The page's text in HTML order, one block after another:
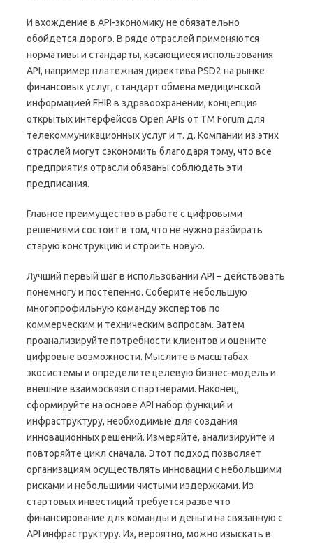
И вхождение в API-экономику не обязательно
обойдется дорого. В ряде отраслей применяются
нормативы и стандарты, касающиеся использования
API, например платежная директива PSD2 на рынке
финансовых услуг, стандарт обмена медицинской
информацией FHIR в здравоохранении, концепция
открытых интерфейсов Open APIs от TM Forum для
телекоммуникационных услуг и т. д. Компании из этих
отраслей могут сэкономить благодаря тому, что все
предприятия отрасли обязаны соблюдать эти
предписания.
Главное преимущество в работе с цифровыми
решениями состоит в том, что не нужно разбирать
старую конструкцию и строить новую.
Лучший первый шаг в использовании API – действовать
понемногу и постепенно. Соберите небольшую
многопрофильную команду экспертов по
коммерческим и техническим вопросам. Затем
проанализируйте потребности клиентов и оцените
цифровые возможности. Мыслите в масштабах
экосистемы и определите целевую бизнес-модель и
внешние взаимосвязи с партнерами. Наконец,
сформируйте на основе API набор функций и
инфраструктуру, необходимые для создания
инновационных решений. Измеряйте, анализируйте и
повторяйте цикл сначала. Этот подход позволяет
организациям осуществлять инновации с небольшими
рисками и небольшими чистыми издержками. Из
стартовых инвестиций требуется разве что
финансирование для команды и деньги на связанную с
API инфраструктуру. Их, вероятно, можно изыскать в